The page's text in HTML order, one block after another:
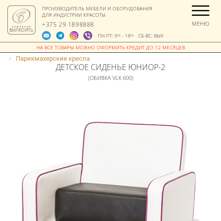
ПРОИЗВОДИТЕЛЬ МЕБЕЛИ И ОБОРУДОВАНИЯ
ДЛЯ ИНДУСТРИИ КРАСОТЫ
+375 29 1898888
ПН-ПТ: 900- 1800СБ-ВС: ВЫХ
МЕНЮ
> Парикмахерские кресла
ДЕТСКОЕ СИДЕНЬЕ ЮНИОР-2
(ОБИВКА VLK 600)